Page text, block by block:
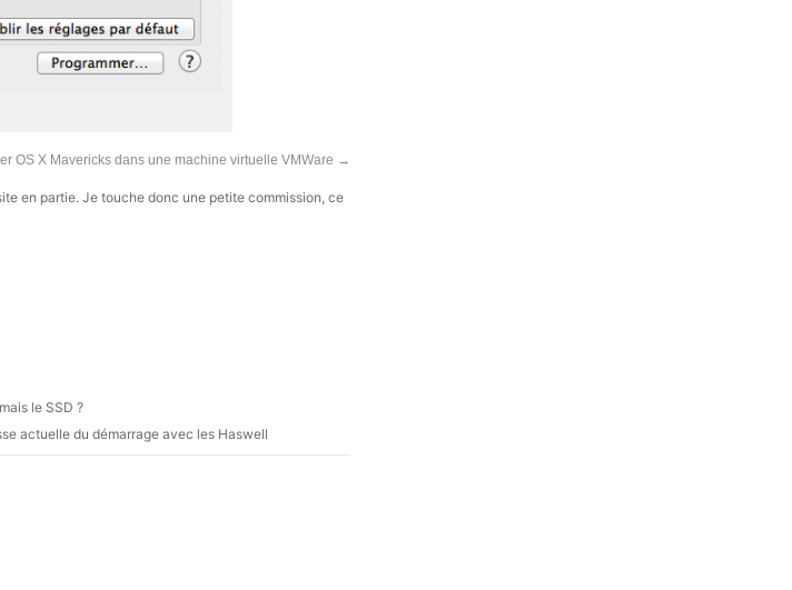
OS X Mavericks dans une machine virtuelle VMWare →
en partie. Je touche donc une petite commission, ce
le SSD ?
actuelle du démarrage avec les Haswell